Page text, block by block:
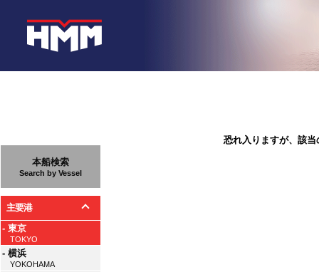
本船検索
Search by Vessel
主要港
- 東京
TOKYO
- 横浜
YOKOHAMA
恐れ入りますが、該